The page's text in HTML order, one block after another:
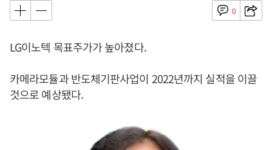
0
LG이노텍 목표주가가 높아졌다.
카메라모듈과 반도체기판사업이 2022년까지 실적을 이끌
것으로 예상됐다.